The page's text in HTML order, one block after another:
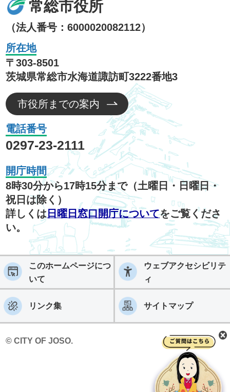
常総市役所
（法人番号：6000020082112）
所在地
〒303-8501
茨城県常総市水海道諏訪町3222番地3
市役所までの案内
電話番号
0297-23-2111
開庁時間
8時30分から17時15分まで（土曜日・日曜日・
祝日は除く）
詳しくは 日曜日窓口開庁についてをご覧くださ
い。
このホームページにつ
いて
ウェブアクセシビリテ
ィ
リンク集 サイトマップ
© CITY OF JOSO.